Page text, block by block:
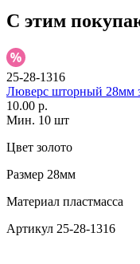
С этим
25-28-1316
Люверс шторный 28мм
10.00 р.
Мин. 10 шт
Цвет золото
Размер 28мм
Материал пластмасса
Артикул 25-28-1316